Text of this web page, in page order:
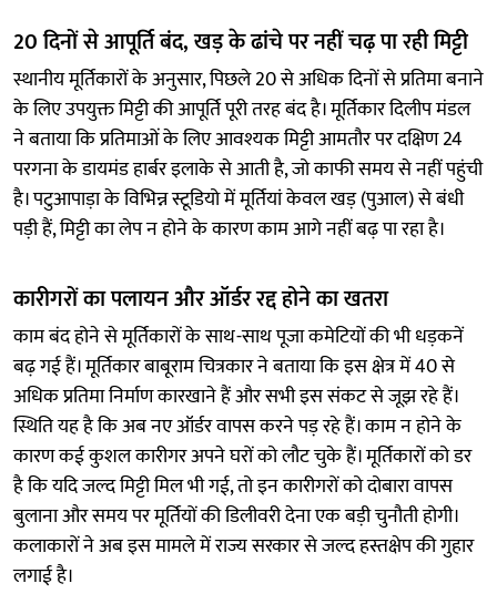
20 दिनों से आपूर्ति बंद, खड़ के ढांचे पर नहीं चढ़ पा रही मिट्टी
स्थानीय मूर्तिकारों के अनुसार, पिछले 20 से अधिक दिनों से प्रतिमा बनाने
के लिए उपयुक्त मिट्टी की आपूर्ति पूरी तरह बंद है। मूर्तिकार दिलीप मंडल
ने बताया कि प्रतिमाओं के लिए आवश्यक मिट्टी आमतौर पर दक्षिण 24
परगना के डायमंड हार्बर इलाके से आती है, जो काफी समय से नहीं पहुंची
है। पटुआपाड़ा के विभिन्न स्टूडियो में मूर्तियां केवल खड़ (पुआल) से बंधी
पड़ी हैं, मिट्टी का लेप न होने के कारण काम आगे नहीं बढ़ पा रहा है।
कारीगरों का पलायन और ऑर्डर रद्द होने का खतरा
काम बंद होने से मूर्तिकारों के साथ-साथ पूजा कमेटियों की भी धड़कनें
बढ़ गई हैं। मूर्तिकार बाबूराम चित्रकार ने बताया कि इस क्षेत्र में 40 से
अधिक प्रतिमा निर्माण कारखाने हैं और सभी इस संकट से जूझ रहे हैं।
स्थिति यह है कि अब नए ऑर्डर वापस करने पड़ रहे हैं। काम न होने के
कारण कई कुशल कारीगर अपने घरों को लौट चुके हैं। मूर्तिकारों को डर
है कि यदि जल्द मिट्टी मिल भी गई, तो इन कारीगरों को दोबारा वापस
बुलाना और समय पर मूर्तियों की डिलीवरी देना एक बड़ी चुनौती होगी।
कलाकारों ने अब इस मामले में राज्य सरकार से जल्द हस्तक्षेप की गुहार
लगाई है।